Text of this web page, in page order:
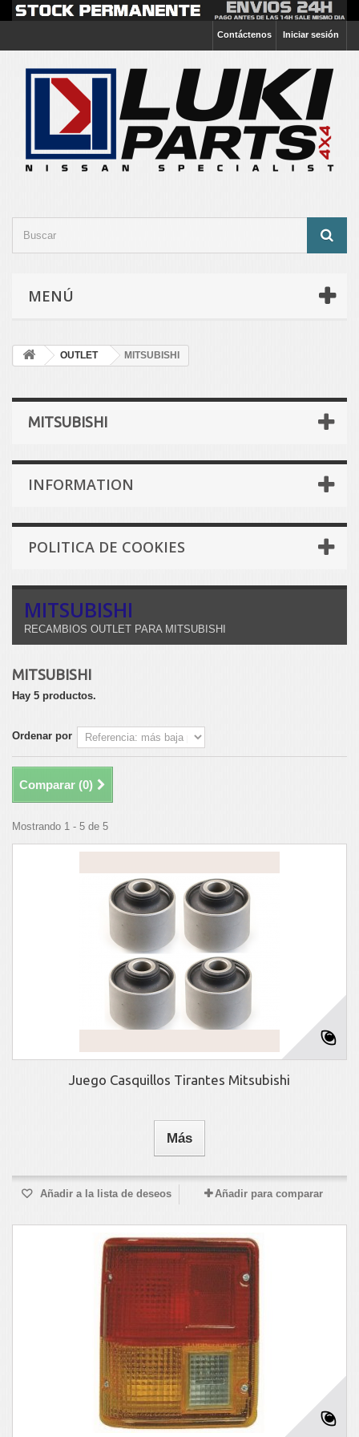
Iniciar sesión
Contáctenos
MENÚ
OUTLET MITSUBISHI
MITSUBISHI
INFORMATION
POLITICA DE COOKIES
MITSUBISHI
RECAMBIOS OUTLET PARA MITSUBISHI
MITSUBISHI
Hay 5 productos.
Ordenar por
Comparar (0)
Mostrando 1 - 5 de 5
Juego Casquillos Tirantes Mitsubishi
Más
Añadir a la lista de deseos Añadir para comparar